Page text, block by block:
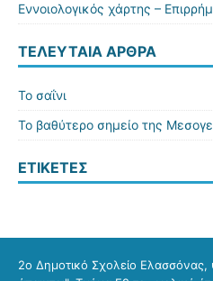
Εννοιολογικός χάρτης –
ΤΕΛΕΥΤΑΊΑ ΆΡΘΡΑ
Το σαΐνι
Το βαθύτερο σημείο της
ΕΤΙΚΈΤΕΣ
2ο Δημοτικό Σχολείο Ελασσόνας,